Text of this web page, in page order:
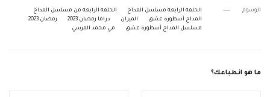
الوسوم الحلقة الرابعة مسلسل المداح
الحلقة الرابعة من مسلسل المداح
المداح أسطورة عشق
الميزان دراما رمضان 2023
رمضان 2023
مسلسل المداح أسطورة عشق
مي محمد المرسي
ما هو انطباعك؟